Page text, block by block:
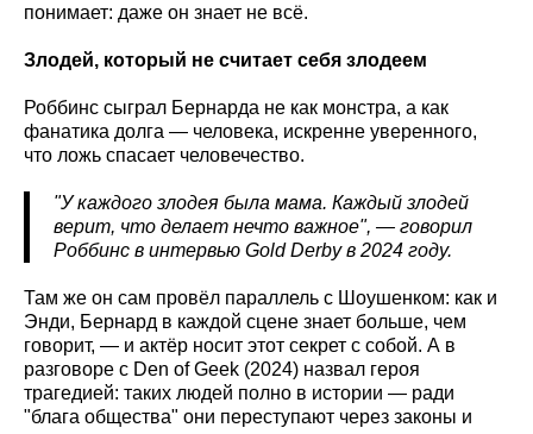
понимает: даже он знает не всё.
Злодей, который не считает себя злодеем
Роббинс сыграл Бернарда не как монстра, а как
фанатика долга — человека, искренне уверенного,
что ложь спасает человечество.
"У каждого злодея была мама. Каждый злодей
верит, что делает нечто важное", — говорил
Роббинс в интервью GoldDerbyв 2024 году.
Там же он сам провёл параллель с Шоушенком: как и
Энди, Бернард в каждой сцене знает больше, чем
говорит, — и актёр носит этот секрет с собой. А в
разговоре с Den of Geek (2024) назвал героя
трагедией: таких людей полно в истории — ради
"блага общества" они переступают через законы и